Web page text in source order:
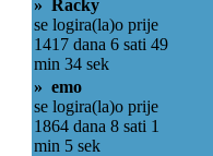
» Racky
se logira(la)o prije
1417 dana 6 sati 49
min 34 sek
» emo
se logira(la)o prije
1864 dana 8 sati 1
min 5 sek